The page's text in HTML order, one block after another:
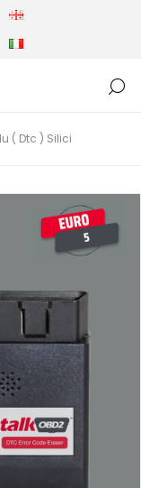
( Dtc ) Silici